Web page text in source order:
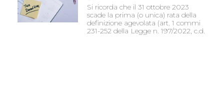
Si ricorda che il 31 ottobre 2023
scade la prima (o unica) rata della
definizione agevolata (art. 1 commi
231-252 della Legge n. 197/2022, c.d.